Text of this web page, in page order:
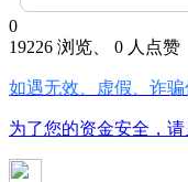
0
19226 浏览、 0 人点赞
如遇无效、虚假、诈
为了您的资金安全，